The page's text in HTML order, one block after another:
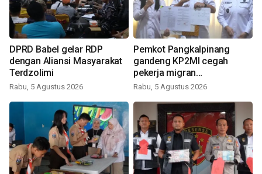
DPRD Babel gelar RDP
dengan Aliansi Masyarakat
Terdzolimi
Rabu, 5 Agustus 2026
Pemkot Pangkalpinang
gandeng KP2MI cegah
pekerja migran
nonprosedural
Rabu, 5 Agustus 2026